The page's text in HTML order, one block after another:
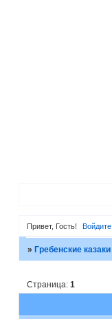
Привет, Гость! Войдите
» Гребенские казаки
Страница: 1